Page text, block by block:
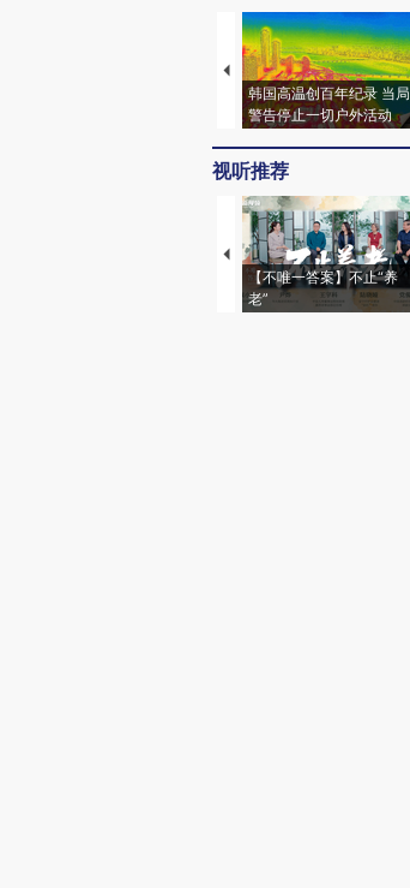
韩国高温创百年纪录 当局
警告停止一切户外活动
视听推荐
【不唯一答案】不止“养
老”